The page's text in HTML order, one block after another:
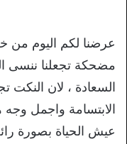
مضحكة تجعلنا ننسى
السعادة ، لان
الابتسامة واجمل وجه
عيش الحياة بصورة